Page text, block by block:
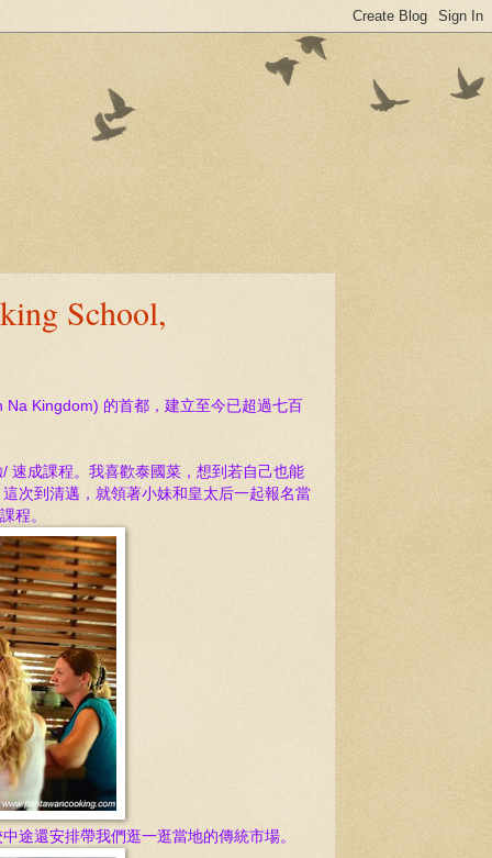
School,
Na Kingdom) 的首都，建立至今已超過七百
速成課程。我喜歡泰國菜，想到若自己也能
次到清邁，就領著小妹和皇太后一起報名當
程。
途還安排帶我們逛一逛當地的傳統市場。